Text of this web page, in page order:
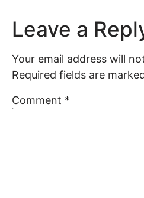
Leave a
Your email address will
Required fields are
Comment *